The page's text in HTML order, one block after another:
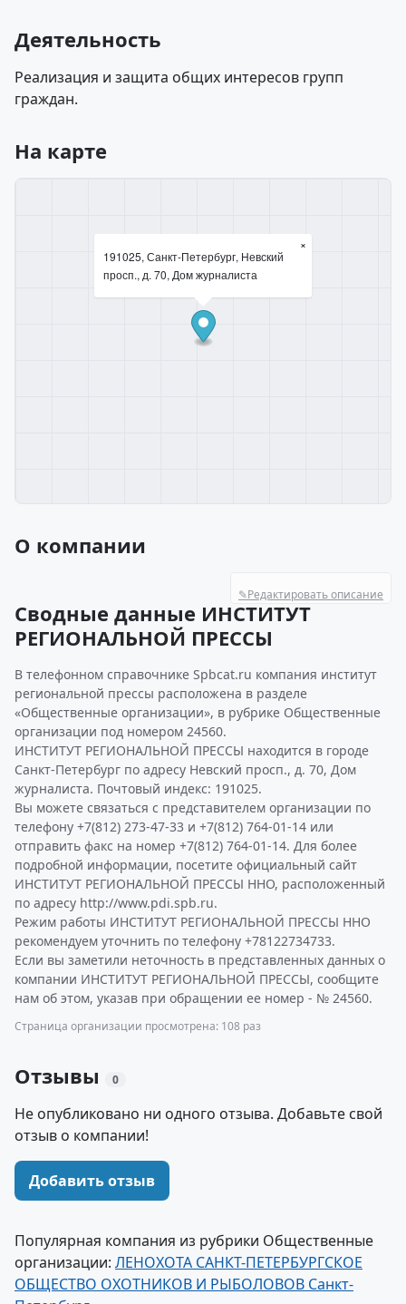
Деятельность
Реализация и защита общих интересов групп
граждан.
На карте
191025, Санкт-Петербург, Невский
просп., д. 70, Дом журналиста
×
О компании
✎Редактировать описание
Сводные данные ИНСТИТУТ
РЕГИОНАЛЬНОЙ ПРЕССЫ
В телефонном справочнике Spbcat.ru компания институт
региональной прессы расположена в разделе
«Общественные организации», в рубрике Общественные
организации под номером 24560.
ИНСТИТУТ РЕГИОНАЛЬНОЙ ПРЕССЫ находится в городе
Санкт-Петербург по адресу Невский просп., д. 70, Дом
журналиста. Почтовый индекс: 191025.
Вы можете связаться с представителем организации по
телефону +7(812) 273-47-33 и +7(812) 764-01-14 или
отправить факс на номер +7(812) 764-01-14. Для более
подробной информации, посетите официальный сайт
ИНСТИТУТ РЕГИОНАЛЬНОЙ ПРЕССЫ ННО, расположенный
по адресу http://www.pdi.spb.ru.
Режим работы ИНСТИТУТ РЕГИОНАЛЬНОЙ ПРЕССЫ ННО
рекомендуем уточнить по телефону +78122734733.
Если вы заметили неточность в представленных данных о
компании ИНСТИТУТ РЕГИОНАЛЬНОЙ ПРЕССЫ, сообщите
нам об этом, указав при обращении ее номер - № 24560.
Страница организации просмотрена: 108 раз
Отзывы 0
Не опубликовано ни одного отзыва. Добавьте свой
отзыв о компании!
Добавить отзыв
Популярная компания из рубрики Общественные
организации: ЛЕНОХОТА САНКТ-ПЕТЕРБУРГСКОЕ
ОБЩЕСТВО ОХОТНИКОВ И РЫБОЛОВОВ Санкт-